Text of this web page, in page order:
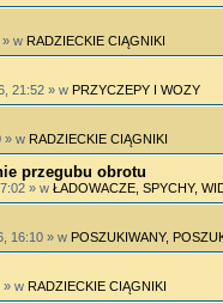
» w RADZIECKIE CIĄGNIKI
21:52 » w PRZYCZEPY I WOZY
» w RADZIECKIE CIĄGNIKI
przegubu obrotu
» w ŁADOWACZE, SPYCHY,
16:10 » w POSZUKIWANY,
» w RADZIECKIE CIĄGNIKI